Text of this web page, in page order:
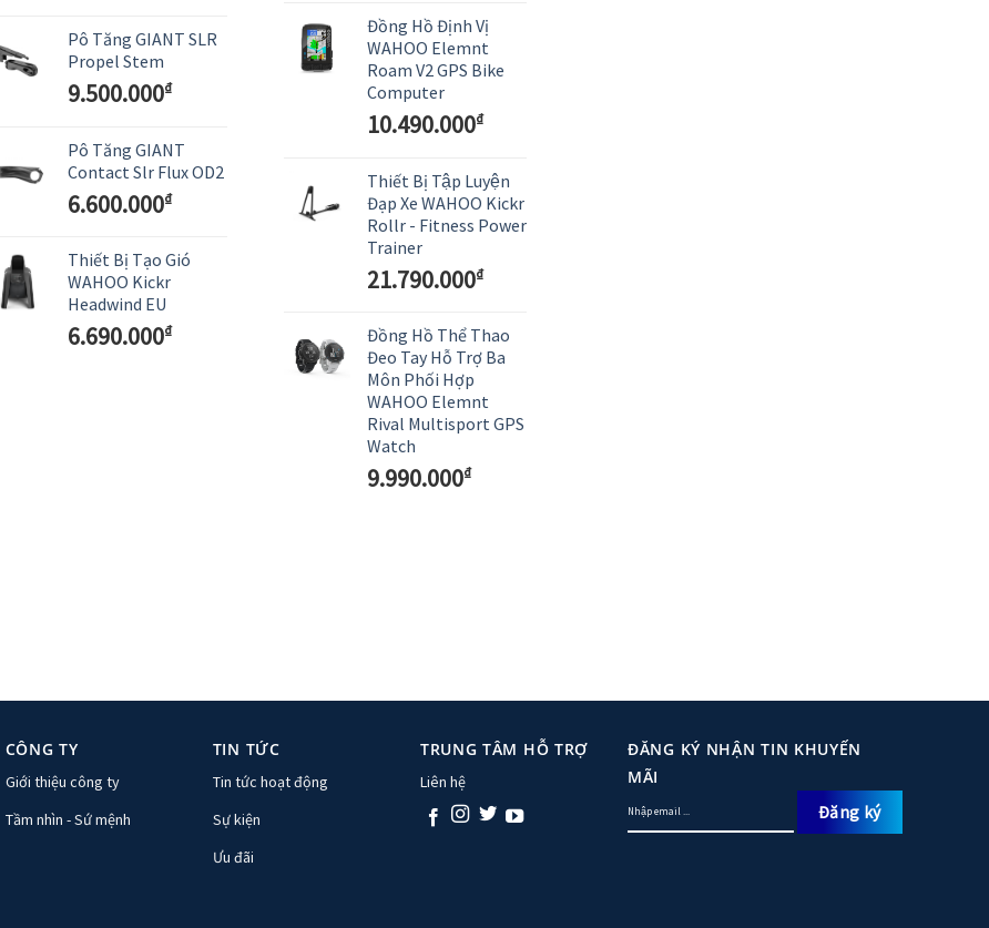
Pô Tăng GIANT SLR
Propel Stem
9.500.000₫
Pô Tăng GIANT
Contact Slr Flux OD2
6.600.000₫
Thiết Bị Tạo Gió
WAHOO Kickr
Headwind EU
6.690.000₫
Đồng Hồ Định Vị
WAHOO Elemnt
Roam V2 GPS Bike
Computer
10.490.000₫
Thiết Bị Tập Luyện
Đạp Xe WAHOO Kickr
Rollr - Fitness Power
Trainer
21.790.000₫
Đồng Hồ Thể Thao
Đeo Tay Hỗ Trợ Ba
Môn Phối Hợp
WAHOO Elemnt
Rival Multisport GPS
Watch
9.990.000₫
CÔNG TY
Giới thiệu công ty
Tầm nhìn - Sứ mệnh
TIN TỨC
Tin tức hoạt động
Sự kiện
Ưu đãi
TRUNG TÂM HỖ TRỢ
Liên hệ
ĐĂNG KÝ NHẬN TIN KHUYẾN
MÃI